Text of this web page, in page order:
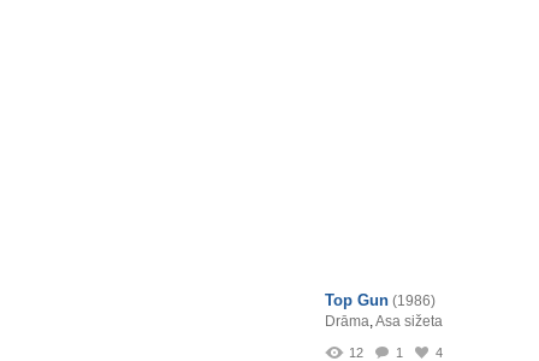
Top Gun (1986)
Drāma,Asa sižeta
12 1 4